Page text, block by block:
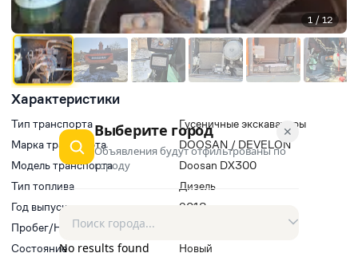
Характеристики
Тип транспорта
Гусеничные экскаваторы
Марка транспорта
DOOSAN / DEVELON
Модель транспорта
Doosan DX300
Тип топлива
Дизель
Год выпуска
2018
Пробег/Наработки двигателя
Состояние
Новый
1 / 12
✕
Выберите город
Объявления будут отфильтрованы по
городу
No results found